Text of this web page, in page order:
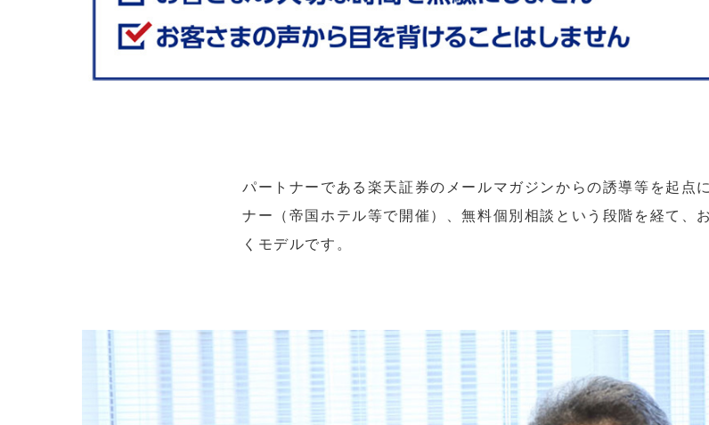
パートナーである楽天証券のメールマガジンからの誘導等を起点
ナー（帝国ホテル等で開催）、無料個別相談という段階を経て、
くモデルです。